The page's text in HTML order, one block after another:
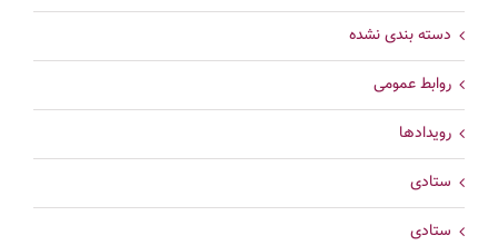
دسته بندی نشده
روابط عمومی
رویدادها
ستادی
ستادی